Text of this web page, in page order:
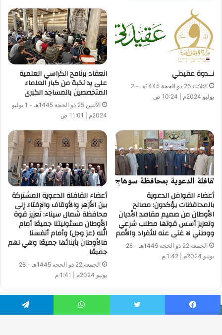
نــدوة عقيدتي
الثلاثاء 26 ذو الحجة 1445هـ - 2
يوليو 2024م | 10:24 ص
انعقاد برنامج الكراسي العلمية
على يد نخبة من كبار العلماء
المتخصصين بالمساجد الكبرى
الأثنين 25 ذو الحجة 1445هـ - 1 يوليو
2024م | 11:01 ص
أعضاء القوافل الدعوية
بالمحافظات يؤكدون: مصالح
الأوطان من صميم مقاصد الأديان
وتعزيز أسس قوتها مطلب شرعي
ووطني لا غنى عنه للأفراد والأمم
الجمعة 22 ذو الحجة 1445هـ - 28
يونيو 2024م | 1:42 م
أعضاء القافلة الدعوية المشتركة
بين الأزهر والأوقاف والإفتاء إلى
محافظة شمال سيناء: تعزيز قوة
الأوطان مسئوليتنا جميعًا أمام
الله (عز وجل) وأمام أنفسنا
فالأوطان بأبنائها جميعًا وهي لهم
جميعًا
الجمعة 22 ذو الحجة 1445هـ - 28
يونيو 2024م | 1:41 م
فيسبوك تويتر واتساب تيلقرام